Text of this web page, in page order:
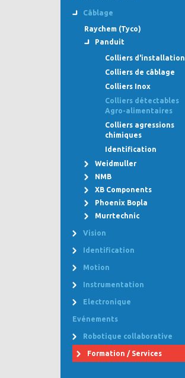
Câblage
Raychem (Tyco)
Panduit
Colliers d'installation
Colliers de câblage
Colliers Inox
Colliers détectables
Agro-alimentaires
Colliers agressions
chimiques
Identification
Weidmuller
NMB
XB Components
Phoenix Bopla
Murrtechnic
Vision
Identification
Motion
Instrumentation
Electronique
Evénements
Robotique collaborative
Formation / Services